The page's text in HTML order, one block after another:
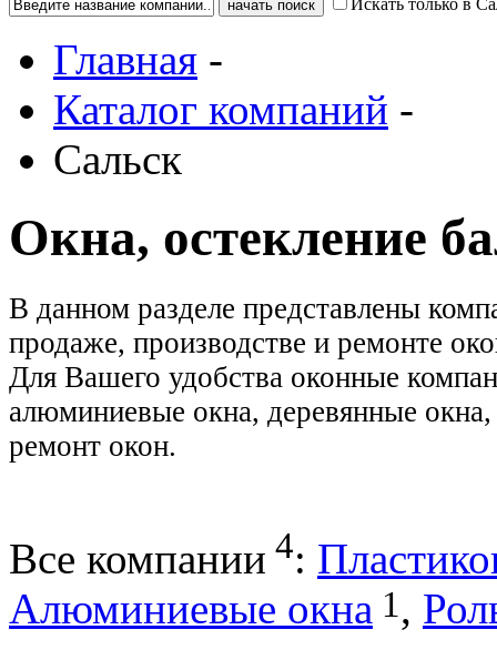
Искать только в
Главная -
Каталог компаний -
Сальск
Окна, остекление
В данном разделе представлены
продаже, производстве и ремонте
Для Вашего удобства оконные
алюминиевые окна, деревянные
ремонт окон.
Все компании 4:
Алюминиевые окна 1,